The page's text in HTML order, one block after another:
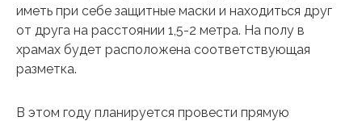
иметь при себе защитные маски и находиться друг
от друга на расстоянии 1,5-2 метра. На полу в
храмах будет расположена соответствующая
разметка.
В этом году планируется провести прямую